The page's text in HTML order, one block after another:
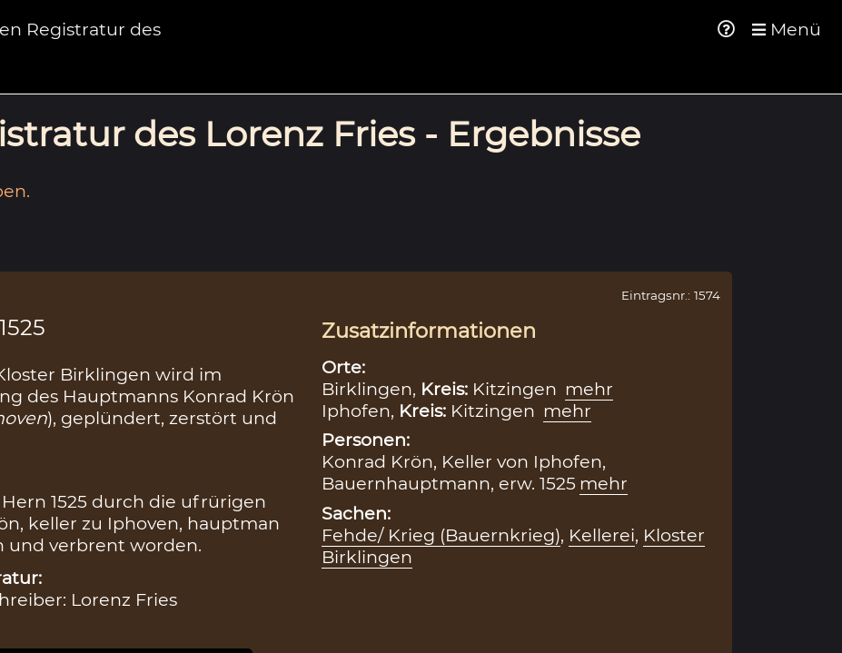
Registratur des
Menü
des Lorenz Fries - Ergebnisse
1525
Birklingen wird im
des Hauptmanns Konrad Krön
), geplündert, zerstört und
1525 durch die ufrürigen
keller zu Iphoven, hauptman
und verbrent worden.
Lorenz Fries
Eintragsnr.: 1574
Zusatzinformationen
Orte:
Birklingen, Kreis: Kitzingen mehr
Iphofen, Kreis: Kitzingen mehr
Personen:
Konrad Krön, Keller von Iphofen,
Bauernhauptmann, erw. 1525 mehr
Sachen:
Fehde/ Krieg (Bauernkrieg), Kellerei, Kloster
Birklingen